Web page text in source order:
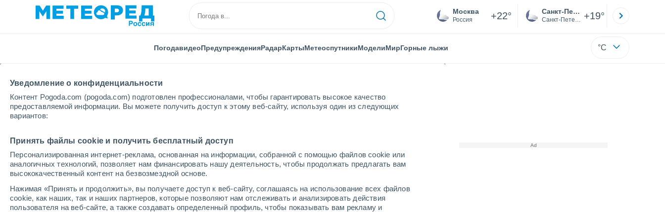
Уведомление о конфиденциальности
Контент Pogoda.com (pogoda.com) подготовлен профессионалами, чтобы гарантировать высокое качество
предоставляемой информации. Вы можете получить доступ к этому веб-сайту, используя один из следующих
вариантов:
Принять файлы cookie и получить бесплатный доступ
Персонализированная интернет-реклама, основанная на информации, собранной с помощью файлов cookie или
аналогичных технологий, позволяет нам финансировать нашу деятельность, чтобы продолжать предлагать вам
высококачественный контент на безвозмездной основе.
Нажимая «Принять и продолжить», вы получаете доступ к веб-сайту, соглашаясь на использование всех файлов
cookie, как наших, так и наших партнеров, которые позволяют нам отслеживать и анализировать действия
пользователя на веб-сайте, а также создавать определенный профиль, чтобы показывать вам рекламу и
Москва
Россия +22° Санкт-Петербург
Санкт-Петербург +19°
ПогодавидеоПредупрежденияРадарКартыМетеоспутникиМоделиМирГорные лыжи °C